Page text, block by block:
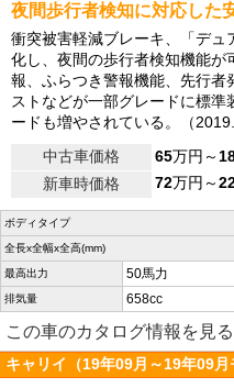
夜間歩行者検知に対応した
衝突被害軽減ブレーキ、「デュ
化し、夜間の歩行者検知機能
報、ふらつき警報機能、先行者
ストなどが一部グレードに標
ードも増やされている。（
中古車価格
65万円～
新車時価格
72万円～
ボディタイプ
全長x全幅x全高(mm)
最高出力 50馬力
排気量 658cc
この車のカタログ情報を見る
キャリイ（19年09月～19年09